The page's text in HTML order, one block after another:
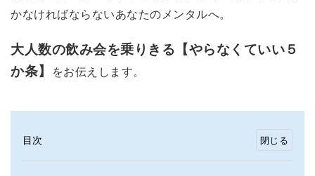
かなければならないあなたのメンタルへ。
大人数の飲み会を乗りきる【やらなくていい５
か条】
をお伝えします。
目次